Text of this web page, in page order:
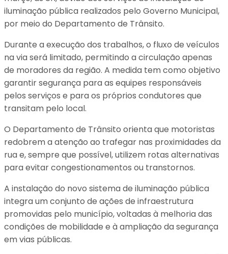
iluminação pública realizados pelo Governo Municipal,
por meio do Departamento de Trânsito.
Durante a execução dos trabalhos, o fluxo de veículos
na via será limitado, permitindo a circulação apenas
de moradores da região. A medida tem como objetivo
garantir segurança para as equipes responsáveis
pelos serviços e para os próprios condutores que
transitam pelo local.
O Departamento de Trânsito orienta que motoristas
redobrem a atenção ao trafegar nas proximidades da
rua e, sempre que possível, utilizem rotas alternativas
para evitar congestionamentos ou transtornos.
A instalação do novo sistema de iluminação pública
integra um conjunto de ações de infraestrutura
promovidas pelo município, voltadas à melhoria das
condições de mobilidade e à ampliação da segurança
em vias públicas.